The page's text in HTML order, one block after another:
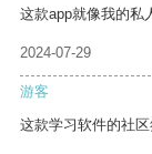
这款app就像我的私
2024-07-29
游客
这款学习软件的社